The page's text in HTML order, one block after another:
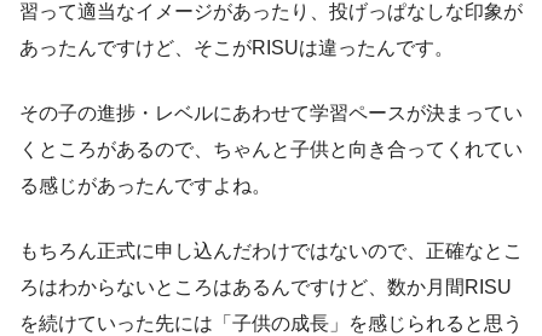
習って適当なイメージがあったり、投げっぱなしな印象が
あったんですけど、そこがRISUは違ったんです。
その子の進捗・レベルにあわせて学習ペースが決まってい
くところがあるので、ちゃんと子供と向き合ってくれてい
る感じがあったんですよね。
もちろん正式に申し込んだわけではないので、正確なとこ
ろはわからないところはあるんですけど、数か月間RISU
を続けていった先には「子供の成長」を感じられると思う